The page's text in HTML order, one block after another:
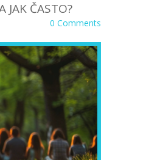
JAK ČASTO?
0 Comments